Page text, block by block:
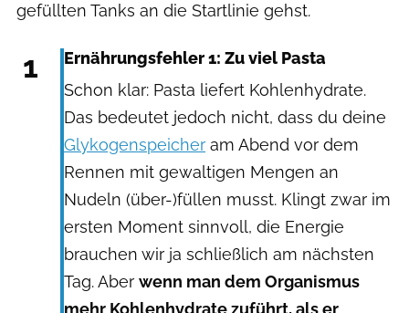
gefüllten Tanks an die Startlinie gehst.
1
Ernährungsfehler 1: Zu viel Pasta
Schon klar: Pasta liefert Kohlenhydrate.
Das bedeutet jedoch nicht, dass du deine
Glykogenspeicher am Abend vor dem
Rennen mit gewaltigen Mengen an
Nudeln (über-)füllen musst. Klingt zwar im
ersten Moment sinnvoll, die Energie
brauchen wir ja schließlich am nächsten
Tag. Aber wenn man dem Organismus
mehr Kohlenhydrate zuführt, als er